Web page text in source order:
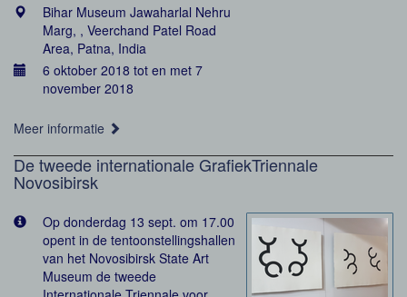
Bihar Museum Jawaharlal Nehru
Marg, , Veerchand Patel Road
Area, Patna, India
6 oktober 2018 tot en met 7
november 2018
Meer informatie
De tweede internationale GrafiekTriennale
Novosibirsk
Op donderdag 13 sept. om 17.00
opent in de tentoonstellingshallen
van het Novosibirsk State Art
Museum de tweede